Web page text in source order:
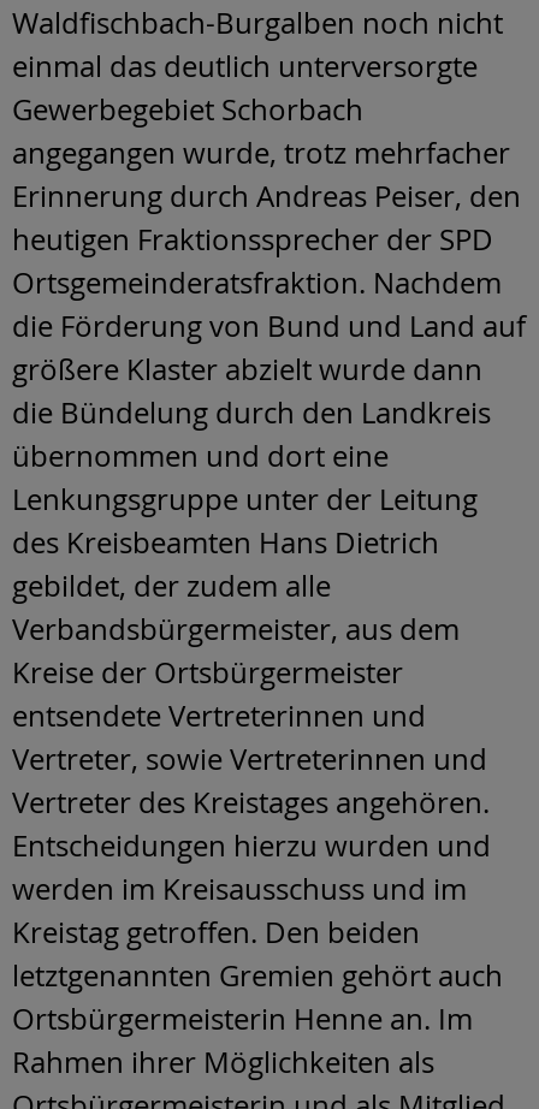
Waldfischbach-Burgalben noch nicht
einmal das deutlich unterversorgte
Gewerbegebiet Schorbach
angegangen wurde, trotz mehrfacher
Erinnerung durch Andreas Peiser, den
heutigen Fraktionssprecher der SPD
Ortsgemeinderatsfraktion. Nachdem
die Förderung von Bund und Land auf
größere Klaster abzielt wurde dann
die Bündelung durch den Landkreis
übernommen und dort eine
Lenkungsgruppe unter der Leitung
des Kreisbeamten Hans Dietrich
gebildet, der zudem alle
Verbandsbürgermeister, aus dem
Kreise der Ortsbürgermeister
entsendete Vertreterinnen und
Vertreter, sowie Vertreterinnen und
Vertreter des Kreistages angehören.
Entscheidungen hierzu wurden und
werden im Kreisausschuss und im
Kreistag getroffen. Den beiden
letztgenannten Gremien gehört auch
Ortsbürgermeisterin Henne an. Im
Rahmen ihrer Möglichkeiten als